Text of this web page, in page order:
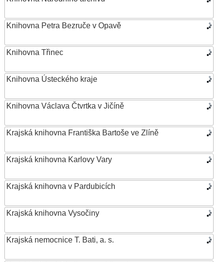
Knihovna Petra Bezruče v Opavě
Knihovna Třinec
Knihovna Ústeckého kraje
Knihovna Václava Čtvrtka v Jičíně
Krajská knihovna Františka Bartoše ve Zlíně
Krajská knihovna Karlovy Vary
Krajská knihovna v Pardubicích
Krajská knihovna Vysočiny
Krajská nemocnice T. Bati, a. s.